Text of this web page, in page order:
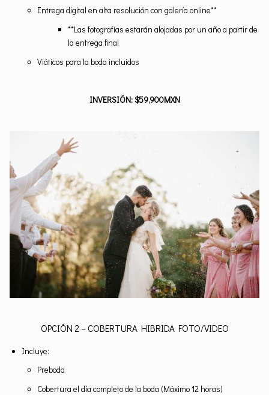
Entrega digital en alta resolución con galería online**
**Las fotografías estarán alojadas por un año a partir de
la entrega final
Viáticos para la boda incluidos
INVERSIÓN: $59,900MXN
OPCIÓN 2 – COBERTURA HIBRIDA FOTO/VIDEO
Incluye:
Preboda
Cobertura el día completo de la boda (Máximo 12 horas)